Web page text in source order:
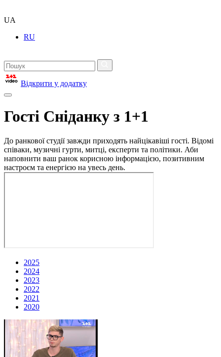
UA
RU
Відкрити у додатку
Гості Сніданку з 1+1
До ранкової студії завжди приходять найцікавіші гості. Відомі
співаки, музичні гурти, митці, експерти та політики. Аби
наповнити ваш ранок корисною інформацією, позитивним
настроєм та енергією на увесь день.
2025
2024
2023
2022
2021
2020